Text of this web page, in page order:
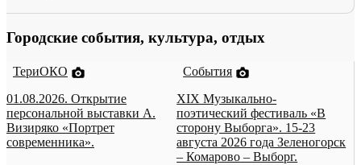
Городские события, культура, отдых
ТериОКО
01.08.2026. Открытие
персональной выставки А.
Визиряко «Портрет
современника».
События
XIX Музыкально-
поэтический фестиваль «В
сторону Выборга». 15-23
августа 2026 года Зеленогорск
– Комарово – Выборг.